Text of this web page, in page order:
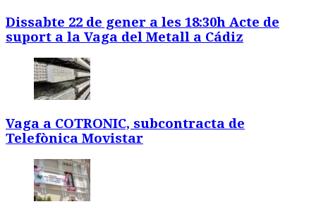
Dissabte 22 de gener a les 18:30h Acte de
suport a la Vaga del Metall a Cádiz
Vaga a COTRONIC, subcontracta de
Telefònica Movistar